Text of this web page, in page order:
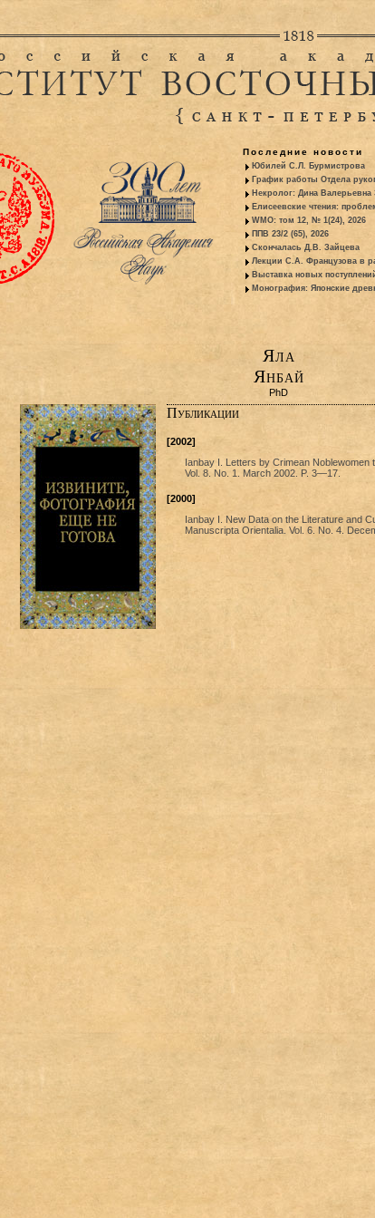
Последние новости
Юбилей С.Л. Бурмистрова
График работы Отдела
Некролог: Дина Валерьевна
Елисеевские чтения:
WMO: том 12, № 1(24), 2026
ППВ 23/2 (65), 2026
Скончалась Д.В. Зайцева
Лекции С.А. Французова в
Выставка новых
Монография: Японские
Яла
Янбай
PhD
Публикации
[2002]
Ianbay I. Letters by Crimean Noblewomen
Vol. 8. No. 1. March 2002. P. 3—17.
[2000]
Ianbay I. New Data on the Literature and
Manuscripta Orientalia. Vol. 6. No. 4.